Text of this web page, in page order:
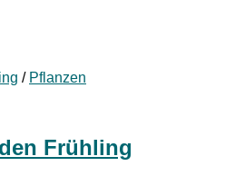
/ Pflanzen
Frühling